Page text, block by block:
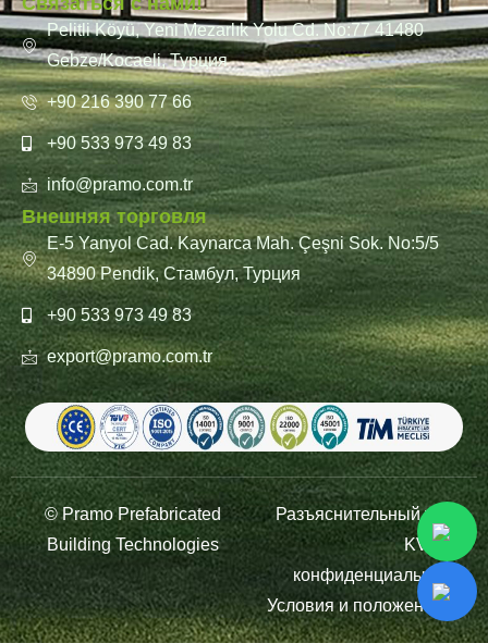
Pelitli Köyü, Yeni Mezarlık Yolu Cd. No:77 41480
Gebze/Kocaeli, Турция
+90 216 390 77 66
+90 533 973 49 83
info@pramo.com.tr
Внешняя торговля
E-5 Yanyol Cad. Kaynarca Mah. Çeşni Sok. No:5/5
34890 Pendik, Стамбул, Турция
+90 533 973 49 83
export@pramo.com.tr
© Pramo Prefabricated
Building Technologies
Разъяснительный текст
KVKK и
конфиденциальность
Условия и положения